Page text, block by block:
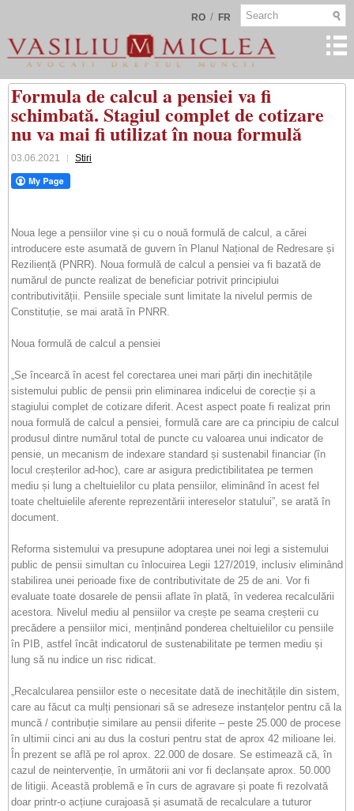
RO / FR
Formula de calcul a pensiei va fi
schimbată. Stagiul complet de cotizare
nu va mai fi utilizat în noua formulă
03.06.2021 Stiri
Noua lege a pensiilor vine și cu o nouă formulă de calcul, a cărei
introducere este asumată de guvern în Planul Național de Redresare și
Reziliență (PNRR). Noua formulă de calcul a pensiei va fi bazată de
numărul de puncte realizat de beneficiar potrivit principiului
contributivității. Pensiile speciale sunt limitate la nivelul permis de
Constituție, se mai arată în PNRR.
Noua formulă de calcul a pensiei
„Se încearcă în acest fel corectarea unei mari părți din inechitățile
sistemului public de pensii prin eliminarea indicelui de corecție și a
stagiului complet de cotizare diferit. Acest aspect poate fi realizat prin
noua formulă de calcul a pensiei, formulă care are ca principiu de calcul
produsul dintre numărul total de puncte cu valoarea unui indicator de
pensie, un mecanism de indexare standard și sustenabil financiar (în
locul creșterilor ad-hoc), care ar asigura predictibilitatea pe termen
mediu și lung a cheltuielilor cu plata pensiilor, eliminând în acest fel
toate cheltuielile aferente reprezentării intereselor statului”, se arată în
document.
Reforma sistemului va presupune adoptarea unei noi legi a sistemului
public de pensii simultan cu înlocuirea Legii 127/2019, inclusiv eliminând
stabilirea unei perioade fixe de contributivitate de 25 de ani. Vor fi
evaluate toate dosarele de pensii aflate în plată, în vederea recalculării
acestora. Nivelul mediu al pensiilor va crește pe seama creșterii cu
precădere a pensiilor mici, menținând ponderea cheltuielilor cu pensiile
în PIB, astfel încât indicatorul de sustenabilitate pe termen mediu și
lung să nu indice un risc ridicat.
„Recalcularea pensiilor este o necesitate dată de inechitățile din sistem,
care au făcut ca mulți pensionari să se adreseze instanțelor pentru că la
muncă / contribuție similare au pensii diferite – peste 25.000 de procese
în ultimii cinci ani au dus la costuri pentru stat de aprox 42 milioane lei.
În prezent se află pe rol aprox. 22.000 de dosare. Se estimează că, în
cazul de neintervenție, în următorii ani vor fi declanșate aprox. 50.000
de litigii. Această problemă e în curs de agravare și poate fi rezolvată
doar printr-o acțiune curajoasă și asumată de recalculare a tuturor